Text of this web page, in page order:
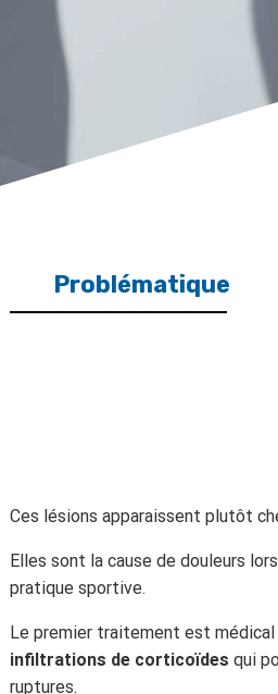
Problématique
Ces lésions apparaissent plutôt
Elles sont la cause de douleurs
pratique sportive.
Le premier traitement est
infiltrations de corticoïdes qui
ruptures.